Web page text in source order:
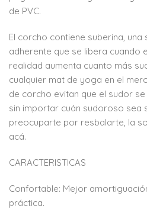
de PVC.
El corcho contiene suberina,
adherente que se libera cuando
realidad aumenta cuanto más
cualquier mat de yoga en el
de corcho evitan que el sudor
sin importar cuán sudoroso sea
preocuparte por resbalarte, la
acá.
CARACTERISTICAS
Confortable: Mejor
práctica.